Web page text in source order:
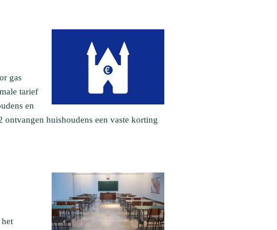
gas
tarief
en
huishoudens een vaste korting